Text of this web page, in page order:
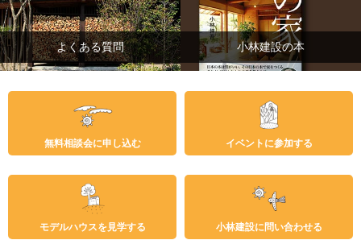
よくある質問 小林建設の本
無料相談会に申し込む イベントに参加する
モデルハウスを見学する 小林建設に問い合わせる